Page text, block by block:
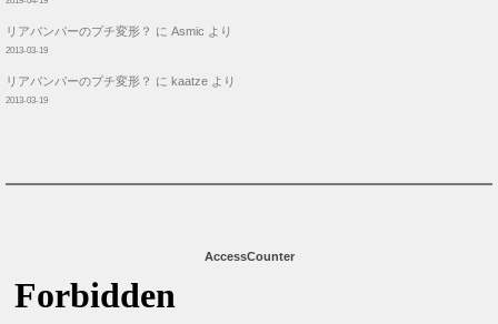
リアバンパーのプチ変形？ に Asmic より
2013-03-19
リアバンパーのプチ変形？ に kaatze より
2013-03-19
AccessCounter